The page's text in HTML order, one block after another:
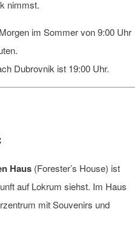
nimmst.
im Sommer von 9:00 Uhr
Dubrovnik ist 19:00 Uhr.
Haus (Forester’s House) ist
auf Lokrum siehst. Im Haus
mit Souvenirs und